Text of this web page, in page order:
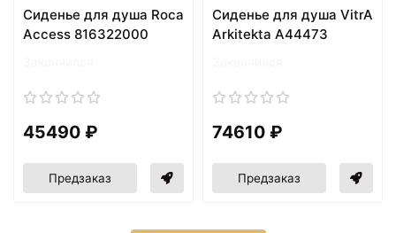
Cиденье для душа Roca
Access 816322000
45490 ₽
Предзаказ
Сиденье для душа VitrA
Arkitekta A44473
74610 ₽
Предзаказ